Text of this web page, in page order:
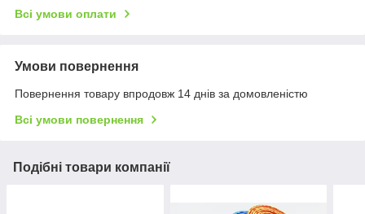
Всі умови оплати
Умови повернення
Повернення товару впродовж 14 днів за домовленістю
Всі умови повернення
Подібні товари компанії